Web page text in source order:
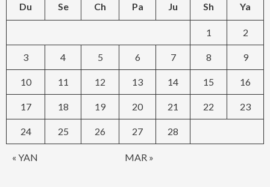
Du Se Ch Pa Ju Sh Ya
« YAN MAR »
1 2
3 4 5 6 7 8 9
10 11 12 13 14 15 16
17 18 19 20 21 22 23
24 25 26 27 28